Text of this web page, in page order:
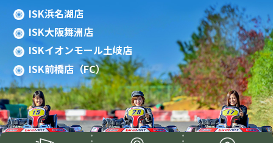
ISK浜名湖店
ISK大阪舞洲店
ISKイオンモール土岐店
ISK前橋店（FC）